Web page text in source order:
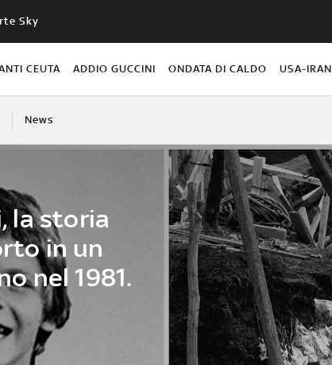
Sky
CEUTA ADDIO GUCCINI ONDATA DI CALDO USA-IRAN
News
la storia
in un
nel 1981.